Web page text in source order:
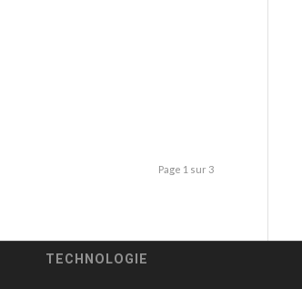
Page 1 sur 3
TECHNOLOGIE